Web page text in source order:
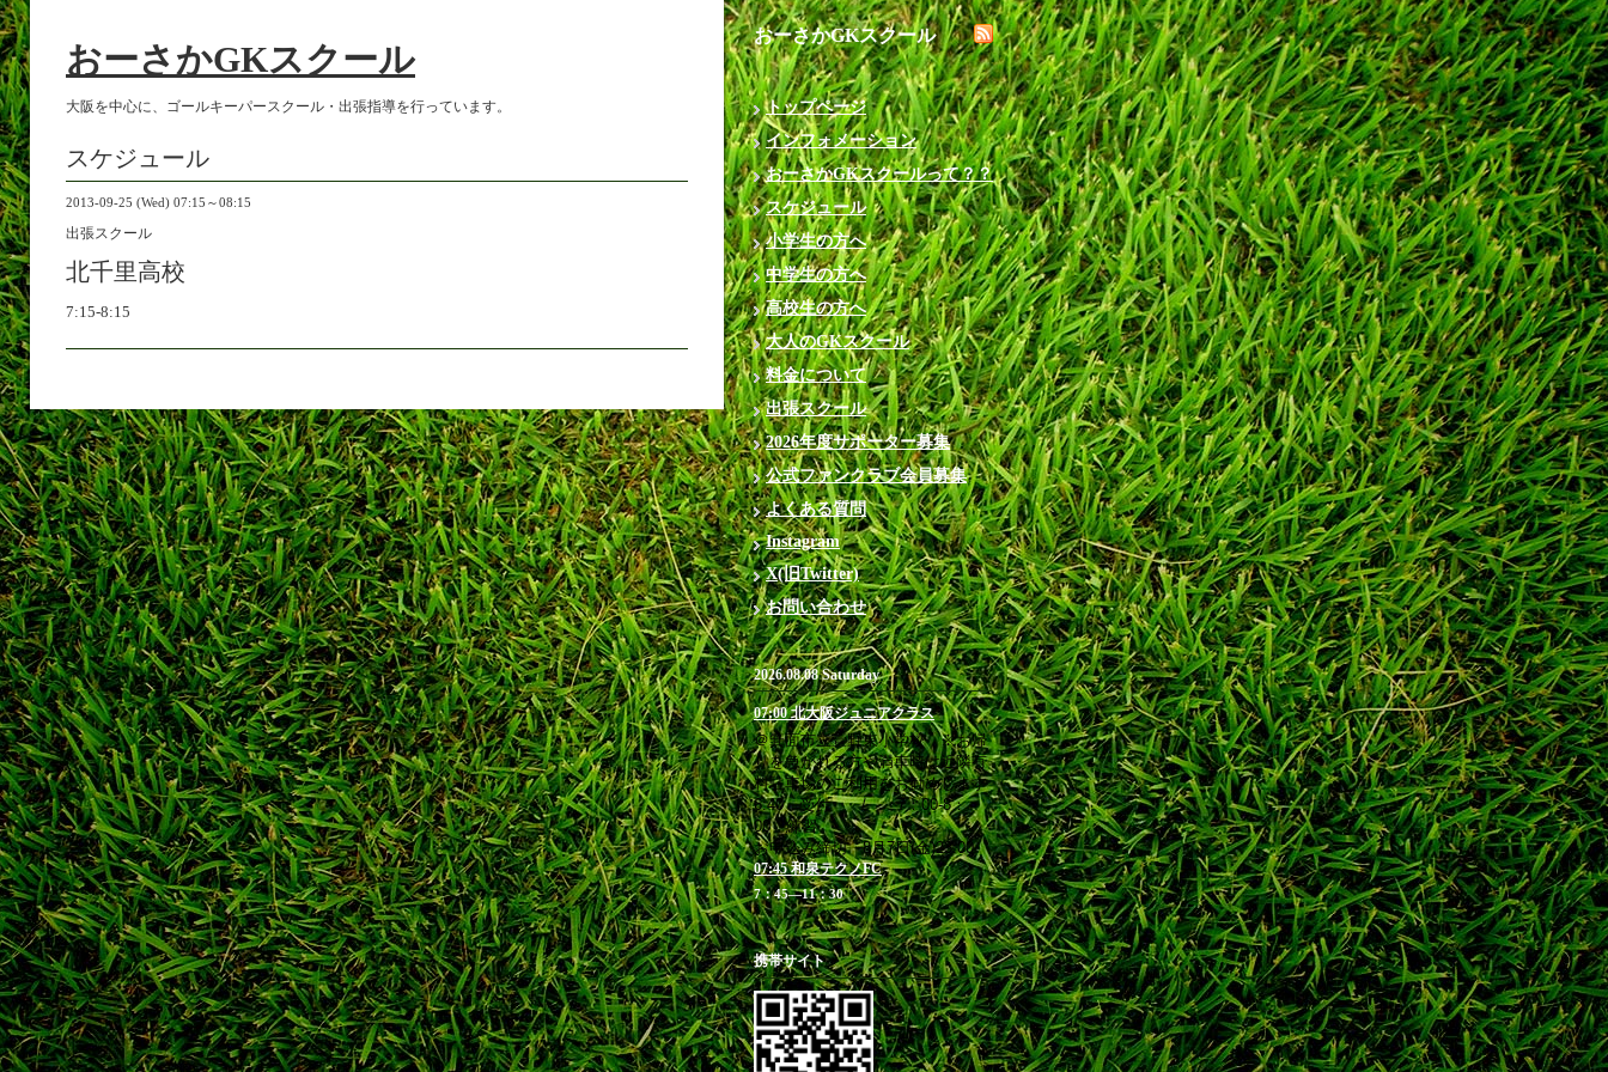
おーさかGKスクール
大阪を中心に、ゴールキーパースクール・出張指導を行っています。
スケジュール
2013-09-25 (Wed) 07:15～08:15
出張スクール
北千里高校
7:15-8:15
おーさかGKスクール
トップページ
インフォメーション
おーさかGKスクールって？？
スケジュール
小学生の方へ
中学生の方へ
高校生の方へ
大人のGKスクール
料金について
出張スクール
2026年度サポーター募集
公式ファンクラブ会員募集
よくある質問
Instagram
X(旧Twitter)
お問い合わせ
2026.08.08 Saturday
07:00 北大阪ジュニアクラス
＠箕面市立萱野東小学校 ※お帰
りを急がれる方や満車時は近隣有
料駐車場のご利用をお勧めします
6:40 受付 / 7：00-8：
00 練習
お申込み締切 8月7日(金)23:00
07:45 和泉テクノFC
7：45―11：30
携帯サイト